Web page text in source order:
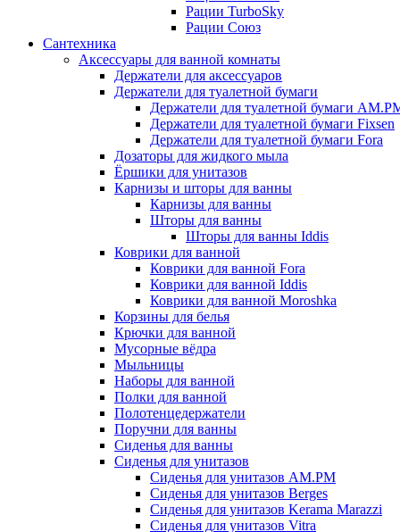
Рации TurboSky
Рации Союз
Сантехника
Аксессуары для ванной комнаты
Держатели для аксессуаров
Держатели для туалетной бумаги
Держатели для туалетной бумаги
Держатели для туалетной бумаги Fixsen
Держатели для туалетной бумаги Fora
Дозаторы для жидкого мыла
Ёршики для унитазов
Карнизы и шторы для ванны
Карнизы для ванны
Шторы для ванны
Шторы для ванны Iddis
Коврики для ванной
Коврики для ванной Fora
Коврики для ванной Iddis
Коврики для ванной Moroshka
Корзины для белья
Крючки для ванной
Мусорные вёдра
Мыльницы
Наборы для ванной
Полки для ванной
Полотенцедержатели
Поручни для ванны
Сиденья для ванны
Сиденья для унитазов
Сиденья для унитазов AM.PM
Сиденья для унитазов Berges
Сиденья для унитазов Kerama Marazzi
Сиденья для унитазов Vitra